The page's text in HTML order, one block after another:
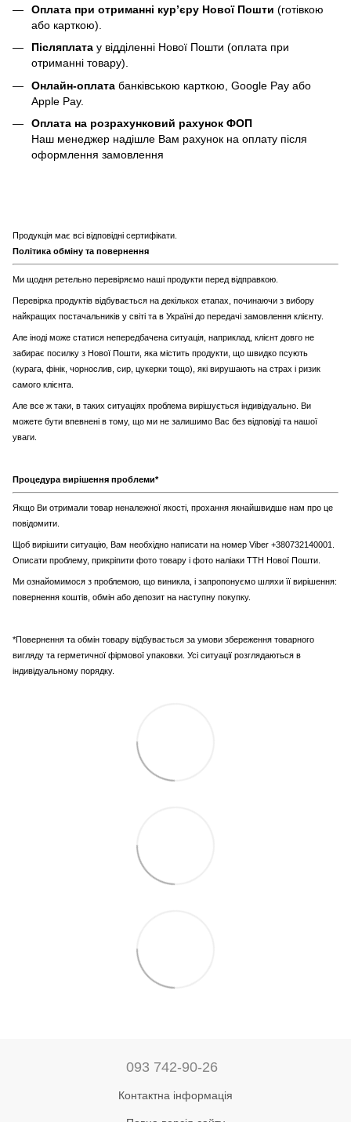
Оплата при отриманні кур’єру Нової Пошти (готівкою
або карткою).
Післяплата у відділенні Нової Пошти (оплата при
отриманні товару).
Онлайн-оплата банківською карткою, Google Pay або
Apple Pay.
Оплата на розрахунковий рахунок ФОП
Наш менеджер надішле Вам рахунок на оплату після
оформлення замовлення
Продукція має всі відповідні сертифікати.
Політика обміну та повернення
Ми щодня ретельно перевіряємо наші продукти перед відправкою.
Перевірка продуктів відбувається на декількох етапах, починаючи з вибору
найкращих постачальників у світі та в Україні до передачі замовлення клієнту.
Але іноді може статися непередбачена ситуація, наприклад, клієнт довго не
забирає посилку з Нової Пошти, яка містить продукти, що швидко псують
(курага, фінік, чорнослив, сир, цукерки тощо), які вирушають на страх і ризик
самого клієнта.
Але все ж таки, в таких ситуаціях проблема вирішується індивідуально. Ви
можете бути впевнені в тому, що ми не залишимо Вас без відповіді та нашої
уваги.
Процедура вирішення проблеми*
Якщо Ви отримали товар неналежної якості, прохання якнайшвидше нам про це
повідомити.
Щоб вирішити ситуацію, Вам необхідно написати на номер Viber +380732140001.
Описати проблему, прикріпити фото товару і фото наліаки ТТН Нової Пошти.
Ми ознайомимося з проблемою, що виникла, і запропонуємо шляхи її вирішення:
повернення коштів, обмін або депозит на наступну покупку.
*Повернення та обмін товару відбувається за умови збереження товарного
вигляду та герметичної фірмової упаковки. Усі ситуації розглядаються в
індивідуальному порядку.
093 742-90-26
Контактна інформація